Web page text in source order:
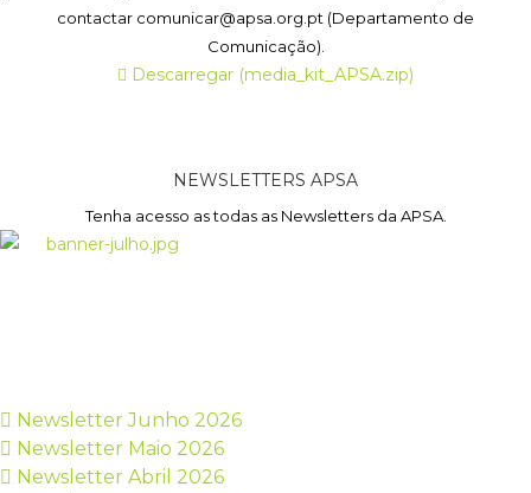
contactar comunicar@apsa.org.pt (Departamento de
Comunicação).
Descarregar (media_kit_APSA.zip)
NEWSLETTERS APSA
Tenha acesso as todas as Newsletters da APSA.
Newsletter Junho 2026
Newsletter Maio 2026
Newsletter Abril 2026